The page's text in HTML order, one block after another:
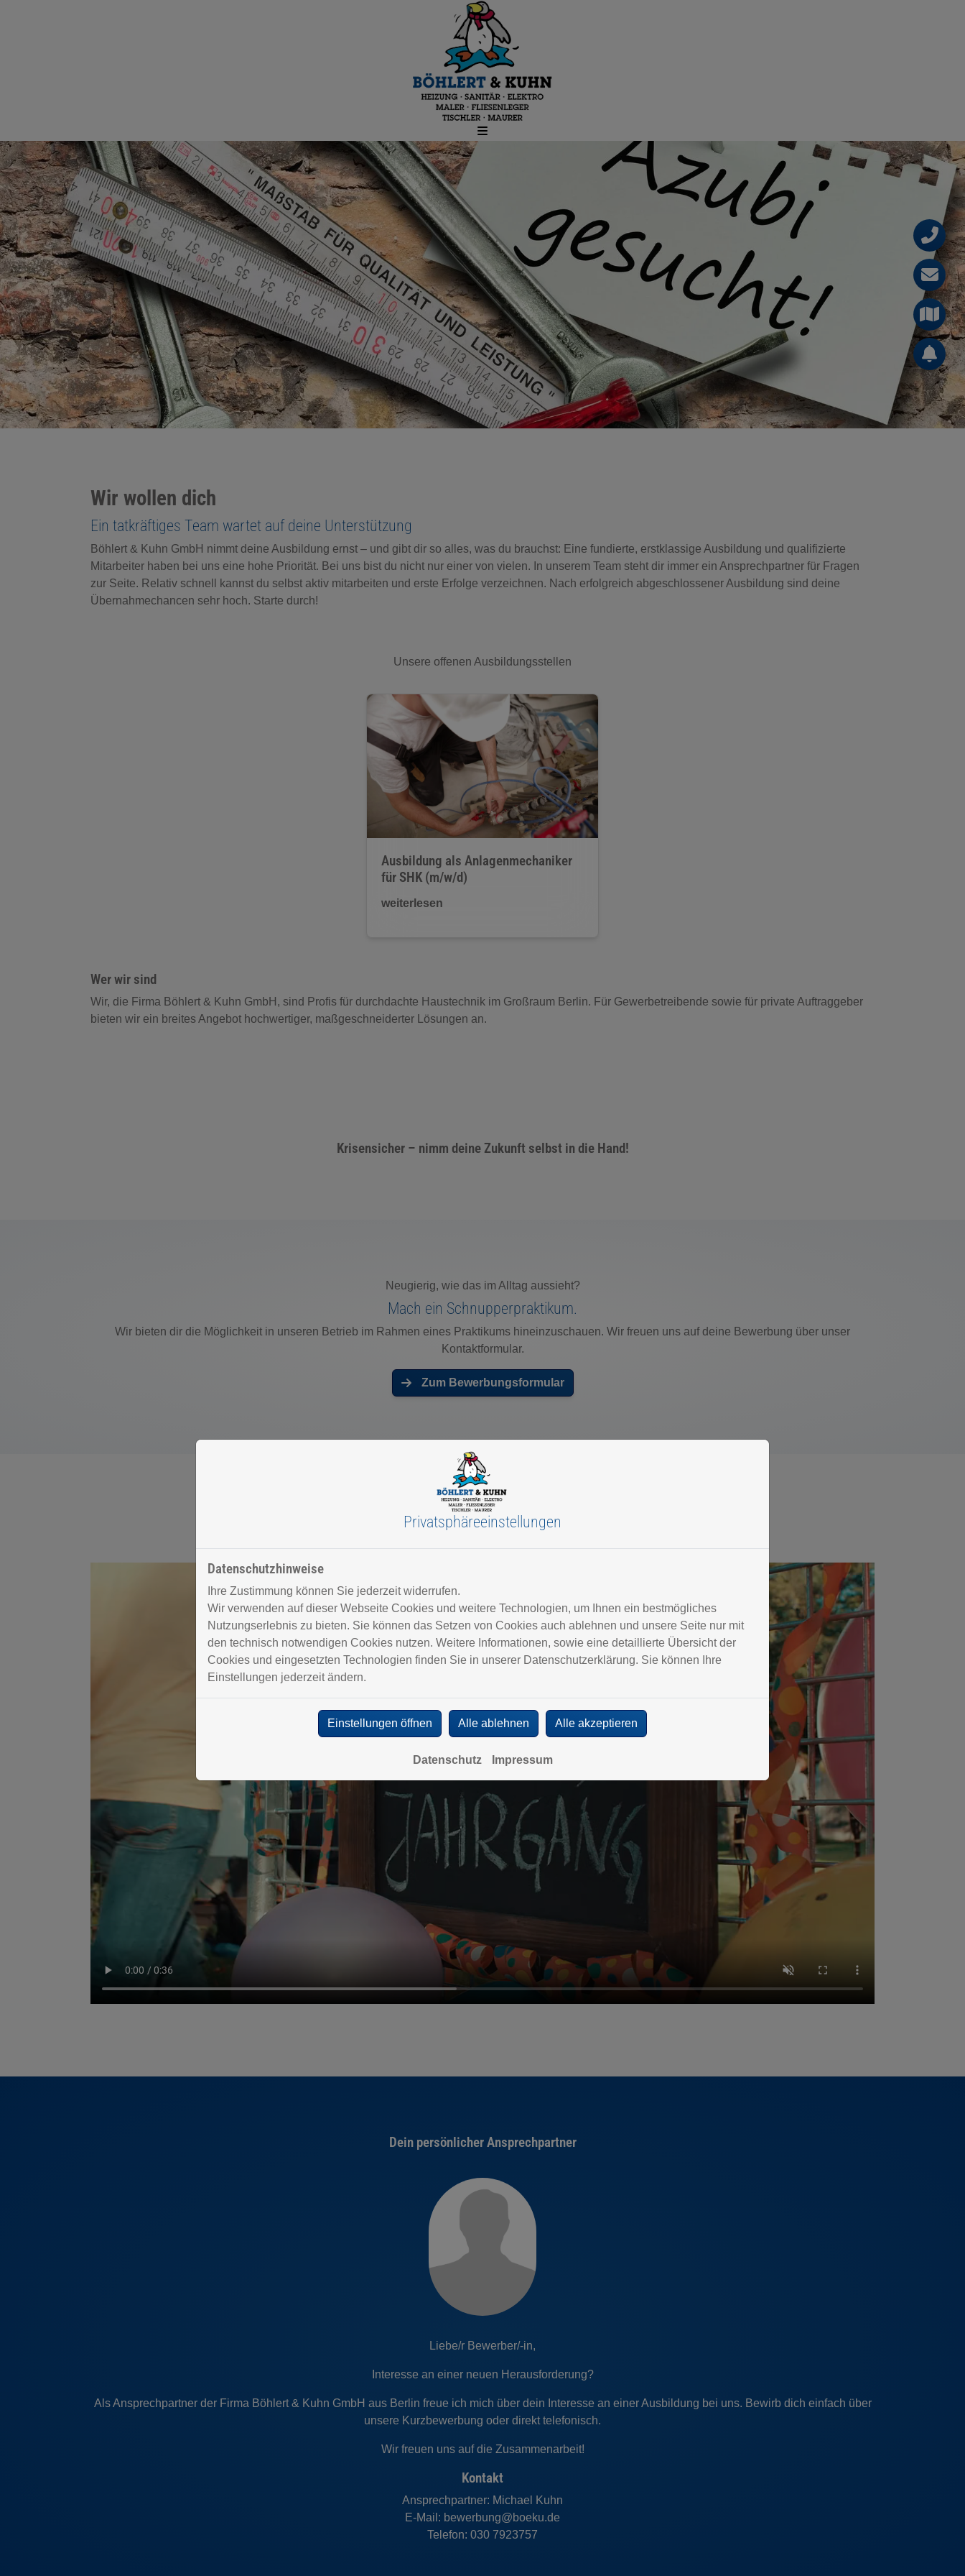
Wir wollen dich
Ein tatkräftiges Team wartet auf deine Unterstützung
Böhlert & Kuhn GmbH nimmt deine Ausbildung ernst – und gibt dir so alles, was du brauchst: Eine fundierte, erstklassige Ausbildung und qualifizierte
Mitarbeiter haben bei uns eine hohe Priorität. Bei uns bist du nicht nur einer von vielen. In unserem Team steht dir immer ein Ansprechpartner für Fragen
zur Seite. Relativ schnell kannst du selbst aktiv mitarbeiten und erste Erfolge verzeichnen. Nach erfolgreich abgeschlossener Ausbildung sind deine
Übernahmechancen sehr hoch. Starte durch!
Unsere offenen Ausbildungsstellen
Ausbildung als Anlagenmechaniker
für SHK (m/w/d)
weiterlesen
Wer wir sind
Wir, die Firma Böhlert & Kuhn GmbH, sind Profis für durchdachte Haustechnik im Großraum Berlin. Für Gewerbetreibende sowie für private Auftraggeber
bieten wir ein breites Angebot hochwertiger, maßgeschneiderter Lösungen an.
Krisensicher – nimm deine Zukunft selbst in die Hand!
Neugierig, wie das im Alltag aussieht?
Mach ein Schnupperpraktikum.
Wir bieten dir die Möglichkeit in unseren Betrieb im Rahmen eines Praktikums hineinzuschauen. Wir freuen uns auf deine Bewerbung über unser
Kontaktformular.
Zum Bewerbungsformular
Mit Kopf & Händen arbeiten.
Dein persönlicher Ansprechpartner
Liebe/r Bewerber/-in,
Interesse an einer neuen Herausforderung?
Als Ansprechpartner der Firma Böhlert & Kuhn GmbH aus Berlin freue ich mich über dein Interesse an einer Ausbildung bei uns. Bewirb dich einfach über
unsere Kurzbewerbung oder direkt telefonisch.
Wir freuen uns auf die Zusammenarbeit!
Kontakt
Ansprechpartner: Michael Kuhn
E-Mail: bewerbung@boeku.de
Telefon: 030 7923757
Privatsphäre­einstellungen
Datenschutzhinweise
Ihre Zustimmung können Sie jederzeit widerrufen.
Wir verwenden auf dieser Webseite Cookies und weitere Technologien, um Ihnen ein bestmögliches
Nutzungserlebnis zu bieten. Sie können das Setzen von Cookies auch ablehnen und unsere Seite nur mit
den technisch notwendigen Cookies nutzen. Weitere Informationen, sowie eine detaillierte Übersicht der
Cookies und eingesetzten Technologien finden Sie in unserer Datenschutzerklärung. Sie können Ihre
Einstellungen jederzeit ändern.
Einstellungen öffnen Alle ablehnen Alle akzeptieren
Datenschutz Impressum